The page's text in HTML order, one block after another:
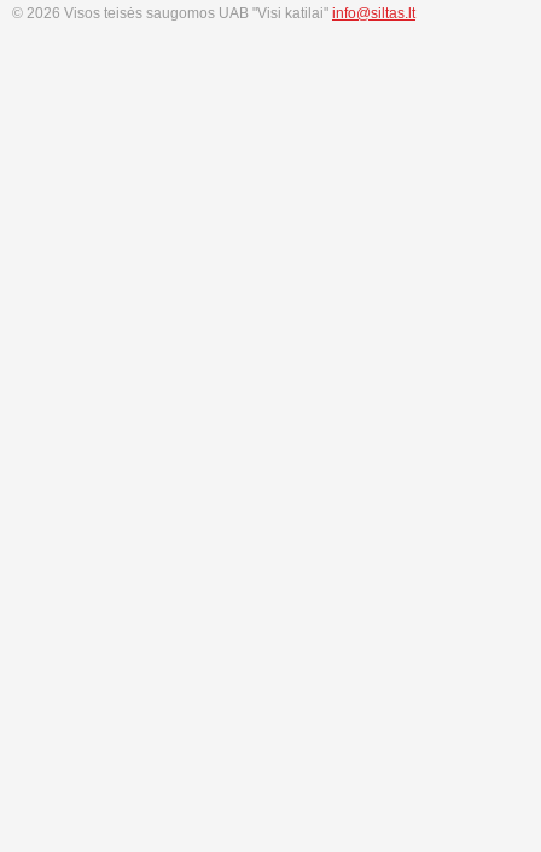
© 2026 Visos teisės saugomos UAB "Visi katilai" info@siltas.lt